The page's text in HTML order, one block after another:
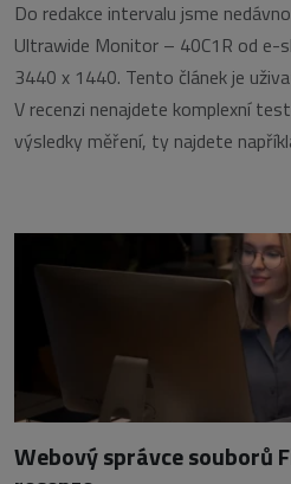
Do redakce intervalu jsme
Ultrawide Monitor – 40C1R od e-
3440 x 1440. Tento článek je
V recenzi nenajdete komplexní
výsledky měření, ty najdete
Webový správce souborů